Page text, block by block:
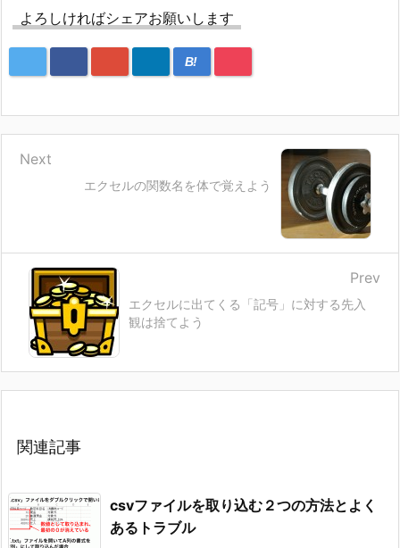
よろしければシェアお願いします
B!
エクセルの関数名を体で覚えよう
Next
エクセルに出てくる「記号」に対する先入
観は捨てよう
Prev
関連記事
csvファイルを取り込む２つの方法とよく
あるトラブル